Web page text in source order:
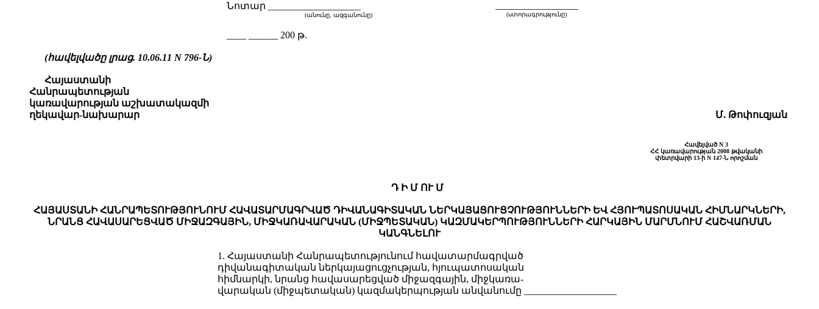
Նոտար ___________________
(անունը, ազգանունը)
____ ______ 200 թ.
(ստորագրությունը)
(հավելվածը լրաց. 10.06.11 N 796-Ն)
Հայաստանի
Հանրապետության
կառավարության աշխատակազմի
ղեկավար-նախարար
Մ. Թոփուզյան
Հավելված N 3
ՀՀ կառավարության 2008 թվականի
փետրվարի 13-ի N 147-Ն որոշման
Դ Ի Մ ՈՒ Մ
ՀԱՅԱՍՏԱՆԻ ՀԱՆՐԱՊԵՏՈՒԹՅՈՒՆՈՒՄ ՀԱՎԱՏԱՐՄԱԳՐՎԱԾ ԴԻՎԱՆԱԳԻՏԱԿԱՆ ՆԵՐԿԱՅԱՑՈՒՑՉՈՒԹՅՈՒՆՆԵՐԻ ԵՎ ՀՅՈՒՊԱՏՈՍԱԿԱՆ ՀԻՄՆԱՐԿՆԵՐԻ,
ՆՐԱՆՑ ՀԱՎԱՍԱՐԵՑՎԱԾ ՄԻՋԱԶԳԱՅԻՆ, ՄԻՋԿԱՌԱՎԱՐԱԿԱՆ (ՄԻՋՊԵՏԱԿԱՆ) ԿԱԶՄԱԿԵՐՊՈՒԹՅՈՒՆՆԵՐԻ ՀԱՐԿԱՅԻՆ ՄԱՐՄՆՈՒՄ ՀԱՇՎԱՌՄԱՆ
ԿԱՆԳՆԵԼՈՒ
1. Հայաստանի Հանրապետությունում հավատարմագրված
դիվանագիտական ներկայացուցչության, հյուպատոսական
հիմնարկի, նրանց հավասարեցված միջազգային, միջկառա-
վարական (միջպետական) կազմակերպության անվանումը ___________________